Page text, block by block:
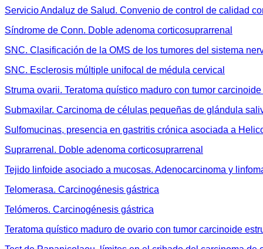
Servicio Andaluz de Salud. Convenio de control de calidad
Síndrome de Conn. Doble adenoma corticosuprarrenal
SNC. Clasificación de la OMS de los tumores del sistema
SNC. Esclerosis múltiple unifocal de médula cervical
Struma ovarii. Teratoma quístico maduro con tumor
Submaxilar. Carcinoma de células pequeñas de glándula
Sulfomucinas, presencia en gastritis crónica asociada a
Suprarrenal. Doble adenoma corticosuprarrenal
Tejido linfoide asociado a mucosas. Adenocarcinoma y
Telomerasa. Carcinogénesis gástrica
Telómeros. Carcinogénesis gástrica
Teratoma quístico maduro de ovario con tumor carcinoide